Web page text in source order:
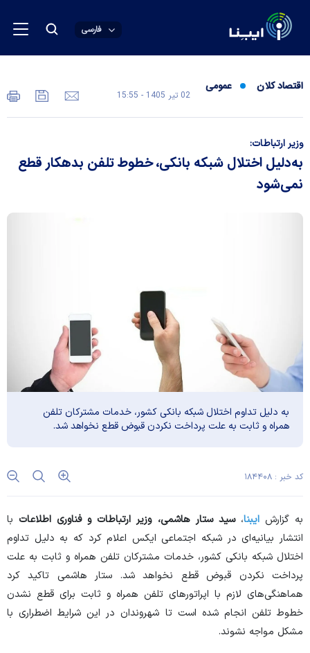
فارسی
اقتصاد کلان عمومی
02 تير 1405 - 15:55
وزیر ارتباطات:
به‌دلیل اختلال شبکه بانکی، خطوط تلفن بدهکار قطع
نمی‌شود
به دلیل تداوم اختلال شبکه بانکی کشور، خدمات مشترکان تلفن
همراه و ثابت به علت پرداخت نکردن قبوض قطع نخواهد شد.
کد خبر : ۱۸۴۴۰۸
به گزارشایبنا،سید ستار هاشمی، وزیر ارتباطات و فناوری اطلاعاتبا
انتشار بیانیه‌ای در شبکه اجتماعی ایکس اعلام کرد که به دلیل تداوم
اختلال شبکه بانکی کشور، خدمات مشترکان تلفن همراه و ثابت به علت
پرداخت نکردن قبوض قطع نخواهد شد. ستار هاشمی تاکید کرد
هماهنگی‌های لازم با اپراتور‌های تلفن همراه و ثابت برای قطع نشدن
خطوط تلفن انجام شده است تا شهروندان در این شرایط اضطراری با
مشکل مواجه نشوند.